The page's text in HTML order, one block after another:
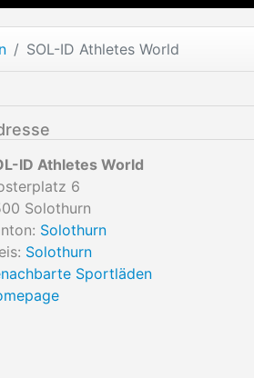
SOL-ID Athletes World
ID Athletes World
6
Solothurn
Solothurn
Solothurn
Sportläden